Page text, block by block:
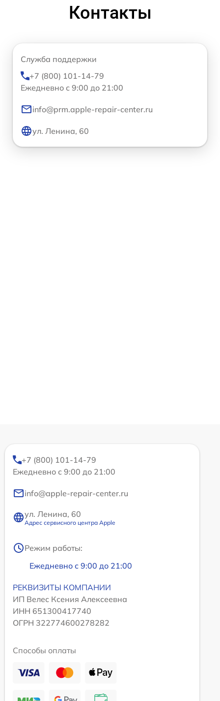
Контакты
Служба поддержки
+7 (800) 101-14-79
Ежедневно с 9:00 до 21:00
info@prm.apple-repair-center.ru
ул. Ленина, 60
+7 (800) 101-14-79
Ежедневно с 9:00 до 21:00
info@apple-repair-center.ru
ул. Ленина, 60
Адрес сервисного центра Apple
Режим работы:
Ежедневно с 9:00 до 21:00
РЕКВИЗИТЫ КОМПАНИИ
ИП Велес Ксения Алексеевна
ИНН 651300417740
ОГРН 322774600278282
Способы оплаты